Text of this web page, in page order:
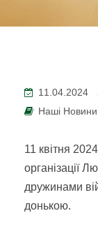
11.04.2024
Наші Новини
11 квітня
організації
дружинами
донькою.